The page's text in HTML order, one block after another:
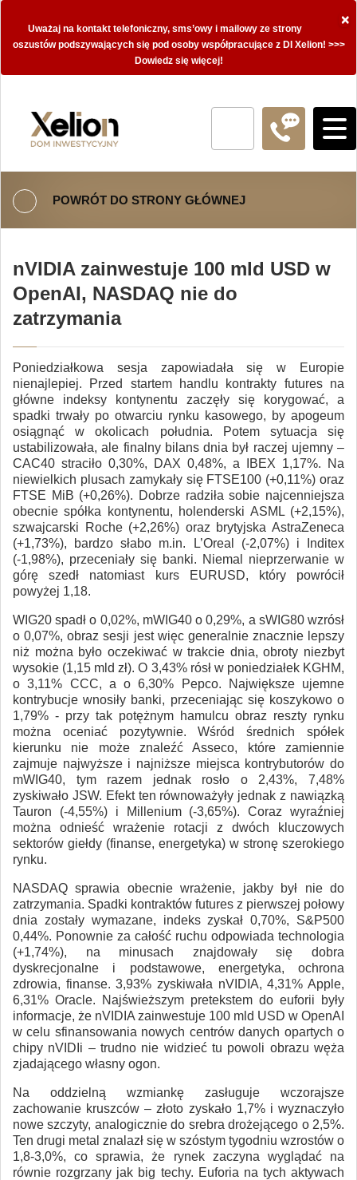
×
Uważaj na kontakt telefoniczny, sms’owy i mailowy ze strony
oszustów podszywających się pod osoby współpracujące z DI Xelion! >>>
Dowiedz się więcej!
POWRÓT DO STRONY GŁÓWNEJ
nVIDIA zainwestuje 100 mld USD w
OpenAI, NASDAQ nie do
zatrzymania
Poniedziałkowa sesja zapowiadała się w Europie
nienajlepiej. Przed startem handlu kontrakty futures na
główne indeksy kontynentu zaczęły się korygować, a
spadki trwały po otwarciu rynku kasowego, by apogeum
osiągnąć w okolicach południa. Potem sytuacja się
ustabilizowała, ale finalny bilans dnia był raczej ujemny –
CAC40 straciło 0,30%, DAX 0,48%, a IBEX 1,17%. Na
niewielkich plusach zamykały się FTSE100 (+0,11%) oraz
FTSE MiB (+0,26%). Dobrze radziła sobie najcenniejsza
obecnie spółka kontynentu, holenderski ASML (+2,15%),
szwajcarski Roche (+2,26%) oraz brytyjska AstraZeneca
(+1,73%), bardzo słabo m.in. L’Oreal (-2,07%) i Inditex
(-1,98%), przeceniały się banki. Niemal nieprzerwanie w
górę szedł natomiast kurs EURUSD, który powrócił
powyżej 1,18.
WIG20 spadł o 0,02%, mWIG40 o 0,29%, a sWIG80 wzrósł
o 0,07%, obraz sesji jest więc generalnie znacznie lepszy
niż można było oczekiwać w trakcie dnia, obroty niezbyt
wysokie (1,15 mld zł). O 3,43% rósł w poniedziałek KGHM,
o 3,11% CCC, a o 6,30% Pepco. Największe ujemne
kontrybucje wnosiły banki, przeceniając się koszykowo o
1,79% - przy tak potężnym hamulcu obraz reszty rynku
można oceniać pozytywnie. Wśród średnich spółek
kierunku nie może znaleźć Asseco, które zamiennie
zajmuje najwyższe i najniższe miejsca kontrybutorów do
mWIG40, tym razem jednak rosło o 2,43%, 7,48%
zyskiwało JSW. Efekt ten równoważyły jednak z nawiązką
Tauron (-4,55%) i Millenium (-3,65%). Coraz wyraźniej
można odnieść wrażenie rotacji z dwóch kluczowych
sektorów giełdy (finanse, energetyka) w stronę szerokiego
rynku.
NASDAQ sprawia obecnie wrażenie, jakby był nie do
zatrzymania. Spadki kontraktów futures z pierwszej połowy
dnia zostały wymazane, indeks zyskał 0,70%, S&P500
0,44%. Ponownie za całość ruchu odpowiada technologia
(+1,74%), na minusach znajdowały się dobra
dyskrecjonalne i podstawowe, energetyka, ochrona
zdrowia, finanse. 3,93% zyskiwała nVIDIA, 4,31% Apple,
6,31% Oracle. Najświeższym pretekstem do euforii były
informacje, że nVIDIA zainwestuje 100 mld USD w OpenAI
w celu sfinansowania nowych centrów danych opartych o
chipy nVIDIi – trudno nie widzieć tu powoli obrazu węża
zjadającego własny ogon.
Na oddzielną wzmiankę zasługuje wczorajsze
zachowanie kruszców – złoto zyskało 1,7% i wyznaczyło
nowe szczyty, analogicznie do srebra drożejącego o 2,5%.
Ten drugi metal znalazł się w szóstym tygodniu wzrostów o
1,8-3,0%, co sprawia, że rynek zaczyna wyglądać na
równie rozgrzany jak big techy. Euforia na tych aktywach